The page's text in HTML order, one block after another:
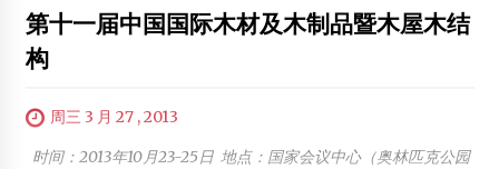
第十一届中国国际木材及木制品暨木屋木结
构
周三 3 月 27 , 2013
时间：2013年10月23-25日 地点：国家会议中心（奥林匹克公园